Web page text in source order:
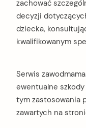
zachować
decyzji
dziecka,
kwalifikowanym
Serwis
ewentualne szkody
tym zastosowania
zawartych na